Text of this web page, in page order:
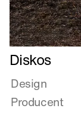
Læs
mere
om
Diskos
Diskos
Design
Producent